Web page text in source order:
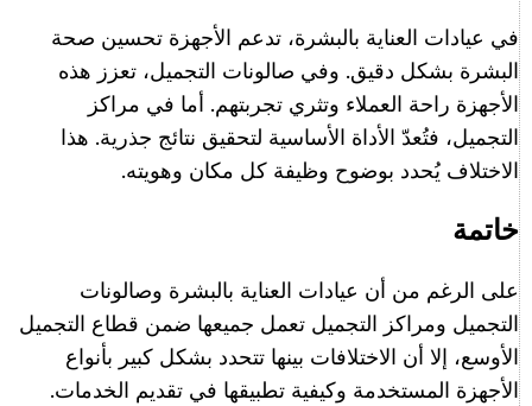
في عيادات العناية بالبشرة، تدعم الأجهزة تحسين صحة
البشرة بشكل دقيق. وفي صالونات التجميل، تعزز هذه
الأجهزة راحة العملاء وتثري تجربتهم. أما في مراكز
التجميل، فتُعدّ الأداة الأساسية لتحقيق نتائج جذرية. هذا
الاختلاف يُحدد بوضوح وظيفة كل مكان وهويته.
خاتمة
على الرغم من أن عيادات العناية بالبشرة وصالونات
التجميل ومراكز التجميل تعمل جميعها ضمن قطاع التجميل
الأوسع، إلا أن الاختلافات بينها تتحدد بشكل كبير بأنواع
الأجهزة المستخدمة وكيفية تطبيقها في تقديم الخدمات.
German
Korean
Italian